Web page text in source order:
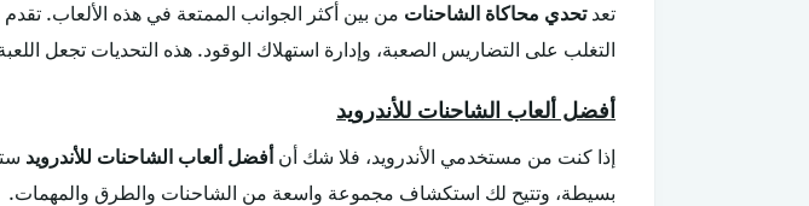
تعدتحدي محاكاة الشاحنات من بين أكثر الجوانب الممتعة في هذه الألعاب.
التغلب على التضاريس الصعبة، وإدارة استهلاك الوقود. هذه التحديات تجعل
أفضل ألعاب الشاحنات للأندرويد
إذا كنت من مستخدمي الأندرويد، فلا شك أن أفضل ألعاب الشاحنات للأندرويد
بسيطة، وتتيح لك استكشاف مجموعة واسعة من الشاحنات والطرق والمهمات.